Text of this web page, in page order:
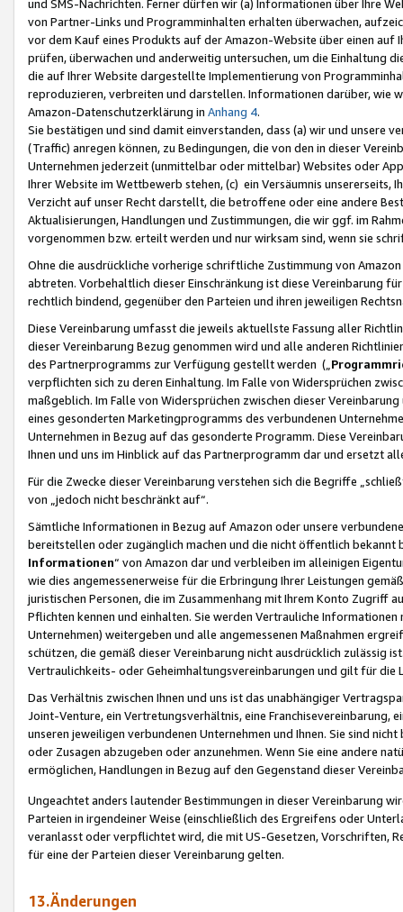
und SMS-Nachrichten. Ferner dürfen wir (a) Informationen über Ihre
von Partner-Links und Programminhalten erhalten überwachen,
vor dem Kauf eines Produkts auf der Amazon-Website über einen
prüfen, überwachen und anderweitig untersuchen, um die Einhaltung
die auf Ihrer Website dargestellte Implementierung von
reproduzieren, verbreiten und darstellen. Informationen darüber, wie
Amazon-Datenschutzerklärung in Anhang 4.
Sie bestätigen und sind damit einverstanden, dass (a) wir und
(Traffic) anregen können, zu Bedingungen, die von den in dieser
Unternehmen jederzeit (unmittelbar oder mittelbar) Websites oder
Ihrer Website im Wettbewerb stehen, (c) ein Versäumnis unsererseits,
Verzicht auf unser Recht darstellt, die betroffene oder eine andere
Aktualisierungen, Handlungen und Zustimmungen, die wir ggf. im
vorgenommen bzw. erteilt werden und nur wirksam sind, wenn sie
Ohne die ausdrückliche vorherige schriftliche Zustimmung von
abtreten. Vorbehaltlich dieser Einschränkung ist diese Vereinbarung
rechtlich bindend, gegenüber den Parteien und ihren jeweiligen
Diese Vereinbarung umfasst die jeweils aktuellste Fassung aller
dieser Vereinbarung Bezug genommen wird und alle anderen
des Partnerprogramms zur Verfügung gestellt werden („
verpflichten sich zu deren Einhaltung. Im Falle von Widersprüchen
maßgeblich. Im Falle von Widersprüchen zwischen dieser
eines gesonderten Marketingprogramms des verbundenen
Unternehmen in Bezug auf das gesonderte Programm. Diese
Ihnen und uns im Hinblick auf das Partnerprogramm dar und ersetzt
Für die Zwecke dieser Vereinbarung verstehen sich die Begriffe
von „jedoch nicht beschränkt auf“.
Sämtliche Informationen in Bezug auf Amazon oder unsere
bereitstellen oder zugänglich machen und die nicht öffentlich
Informationen“ von Amazon dar und verbleiben im alleinigen
wie dies angemessenerweise für die Erbringung Ihrer Leistungen
juristischen Personen, die im Zusammenhang mit Ihrem Konto
Pflichten kennen und einhalten. Sie werden Vertrauliche
Unternehmen) weitergeben und alle angemessenen Maßnahmen
schützen, die gemäß dieser Vereinbarung nicht ausdrücklich zulässig
Vertraulichkeits- oder Geheimhaltungsvereinbarungen und gilt für die
Das Verhältnis zwischen Ihnen und uns ist das unabhängiger
Joint-Venture, ein Vertretungsverhältnis, eine Franchisevereinbarung,
unseren jeweiligen verbundenen Unternehmen und Ihnen. Sie sind
oder Zusagen abzugeben oder anzunehmen. Wenn Sie eine andere
ermöglichen, Handlungen in Bezug auf den Gegenstand dieser
Ungeachtet anders lautender Bestimmungen in dieser Vereinbarung
Parteien in irgendeiner Weise (einschließlich des Ergreifens oder
veranlasst oder verpflichtet wird, die mit US-Gesetzen, Vorschriften,
für eine der Parteien dieser Vereinbarung gelten.
13.Änderungen